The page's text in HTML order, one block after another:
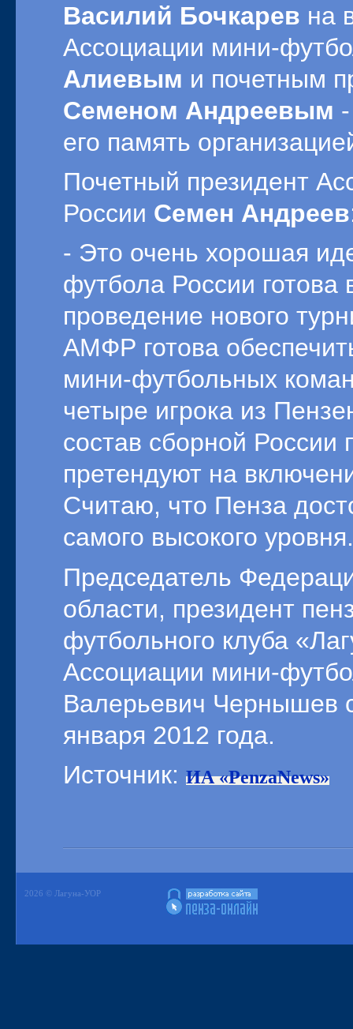
Василий Бочкарев на
Ассоциации мини-
Алиевым и почетным
Семеном Андреевым
его память
Почетный президент
России Семен Андреев
- Это очень хорошая
футбола России готова
проведение нового
АМФР готова
мини-футбольных
четыре игрока из
состав сборной
претендуют на
Считаю, что Пенза
самого высокого
Председатель
области, президент
футбольного клуба
Ассоциации мини-
Валерьевич Чернышев
января 2012 года.
Источник: ИА «PenzaNews»
2026 © Лагуна-УОР